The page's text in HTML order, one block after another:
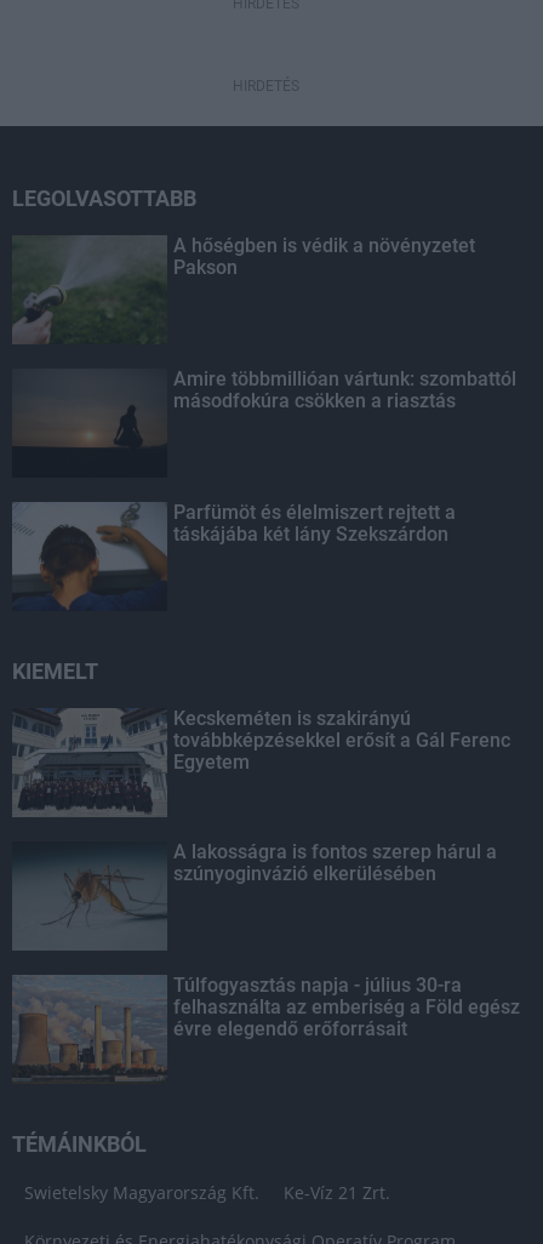
HIRDETÉS
HIRDETÉS
LEGOLVASOTTABB
A hőségben is védik a növényzetet
Pakson
Amire többmillióan vártunk: szombattól
másodfokúra csökken a riasztás
Parfümöt és élelmiszert rejtett a
táskájába két lány Szekszárdon
KIEMELT
Kecskeméten is szakirányú
továbbképzésekkel erősít a Gál Ferenc
Egyetem
A lakosságra is fontos szerep hárul a
szúnyoginvázió elkerülésében
Túlfogyasztás napja - július 30-ra
felhasználta az emberiség a Föld egész
évre elegendő erőforrásait
TÉMÁINKBÓL
Swietelsky Magyarország Kft. Ke-Víz 21 Zrt.